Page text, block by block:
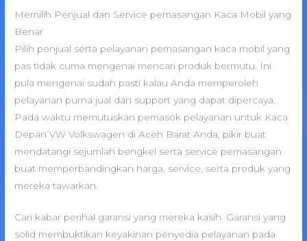
Memilih Penjual dan Service pemasangan Kaca Mobil yang
Benar
Pilih penjual serta pelayanan pemasangan kaca mobil yang
pas tidak cuma mengenai mencari produk bermutu. Ini
pula mengenai sudah pasti kalau Anda memperoleh
pelayanan purna jual dan support yang dapat dipercaya.
Pada waktu memutuskan pemasok pelayanan untuk Kaca
Depan VW Volkswagen di Aceh Barat Anda, pikir buat
mendatangi sejumlah bengkel serta service pemasangan
buat memperbandingkan harga, service, serta produk yang
mereka tawarkan.
Cari kabar perihal garansi yang mereka kasih. Garansi yang
solid membuktikan keyakinan penyedia pelayanan pada